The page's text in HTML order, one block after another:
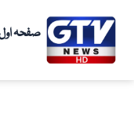
صفحہ